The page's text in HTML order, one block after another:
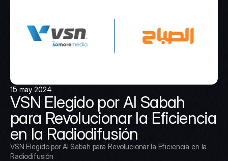
15 may 2024
VSN Elegido por Al Sabah
para Revolucionar la Eficiencia
en la Radiodifusión
VSN Elegido por Al Sabah para Revolucionar la Eficiencia en la
Radiodifusión